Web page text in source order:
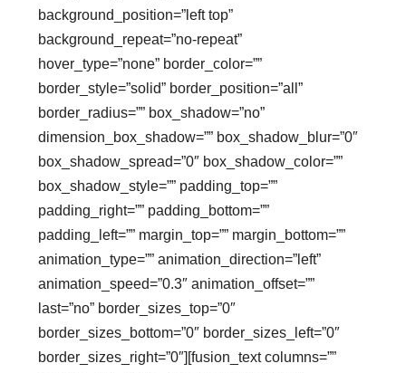
background_position=”left top”
background_repeat=”no-repeat”
hover_type=”none” border_color=””
border_style=”solid” border_position=”all”
border_radius=”” box_shadow=”no”
dimension_box_shadow=”” box_shadow_blur=”0″
box_shadow_spread=”0″ box_shadow_color=””
box_shadow_style=”” padding_top=””
padding_right=”” padding_bottom=””
padding_left=”” margin_top=”” margin_bottom=””
animation_type=”” animation_direction=”left”
animation_speed=”0.3″ animation_offset=””
last=”no” border_sizes_top=”0″
border_sizes_bottom=”0″ border_sizes_left=”0″
border_sizes_right=”0″][fusion_text columns=””